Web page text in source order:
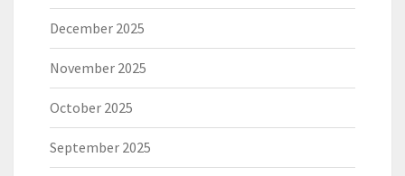
December 2025
November 2025
October 2025
September 2025